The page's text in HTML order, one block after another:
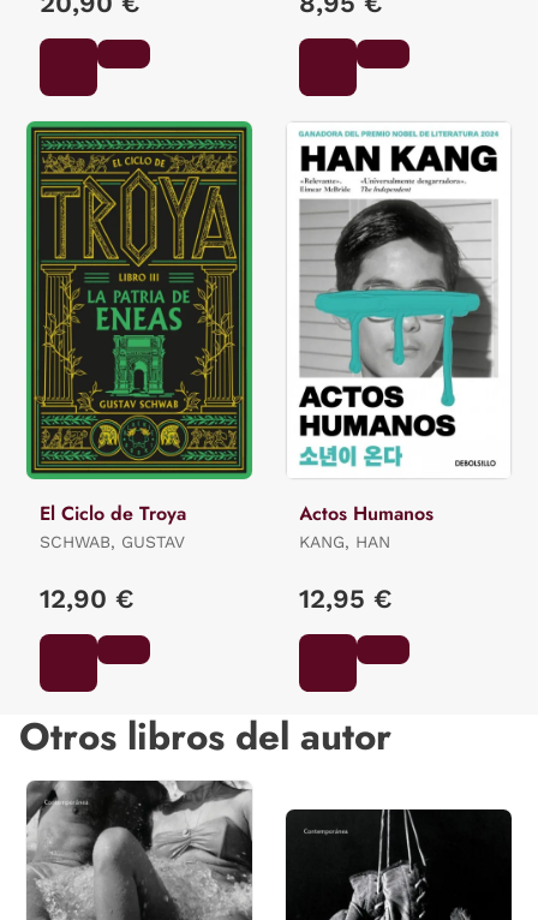
El Ciclo de Troya
SCHWAB, GUSTAV
12,90 €
Actos Humanos
KANG, HAN
12,95 €
Otros libros del autor